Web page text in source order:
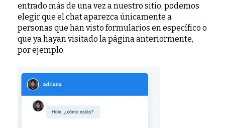
entrado más de una vez a nuestro sitio, podemos
elegir que el chat aparezca únicamente a
personas que han visto formularios en específico o
que ya hayan visitado la página anteriormente,
por ejemplo